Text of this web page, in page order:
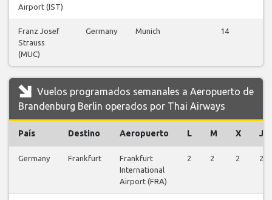
Airport (IST)
Franz Josef
Strauss
(MUC)
Germany Munich
14
Vuelos programados semanales a Aeropuerto de
Brandenburg Berlin operados por Thai Airways
País Destino Aeropuerto L M X J
Germany Frankfurt
Frankfurt
International
Airport (FRA)
2 2 2 2